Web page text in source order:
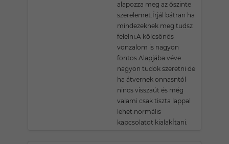
alapozza meg az őszinte
szerelemet.Írjál bátran ha
mindezeknek meg tudsz
felelni.A kölcsönös
vonzalom is nagyon
fontos.Alapjába véve
nagyon tudok szeretni de
ha átvernek onnasntól
nincs visszaút és még
valami csak tiszta lappal
lehet normális
kapcsolatot kialakÍtani.